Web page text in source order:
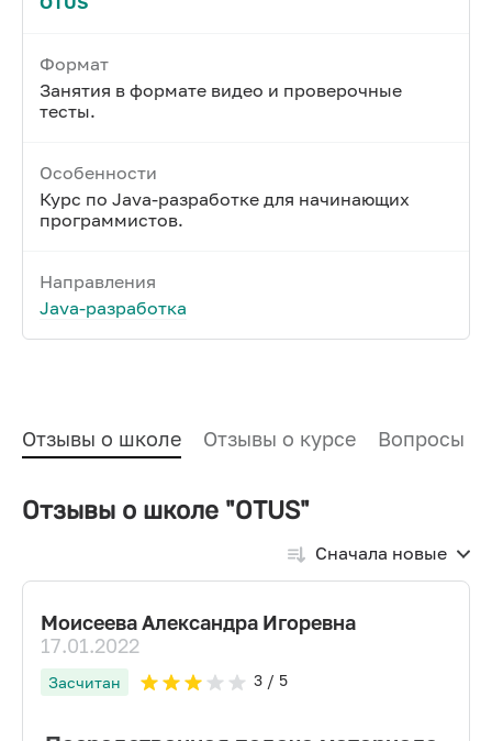
Формат
Занятия в формате видео и проверочные
тесты.
Особенности
Курс по Java-разработке для начинающих
программистов.
Направления
Java-разработка
Отзывы о школе Отзывы о курсе Вопросы и
Отзывы о школе "OTUS"
Сначала новые
Моисеева Александра Игоревна
17.01.2022
Засчитан 3/ 5